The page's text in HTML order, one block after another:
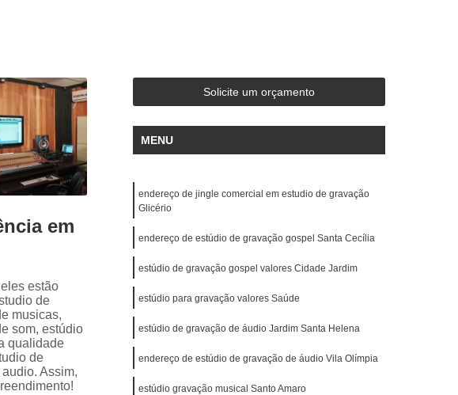
em Estudio de Gravação
Estúdio de Gravação Ensaio
Estúdio Ensaio de Bandas
Estúdio Ensaio Musical
de Bandas
Estúdio para Ensaio de Música
Ensaio Musical
Musicais de Banda
Sala Acústica para Ensaio
Edição de Audio
Estudio Gravação áudio
Fazer Podcast Gravação áudio
Gravação Audiobook
de Audiobook Gravação de Podcast
Gravação Podcast
Audiobook Estúdio de Locução
Locução Comercial
em Off Locução Feminina
Locução para Comercial
em
estão
de
musicas,
som, estúdio
qualidade
de
Assim,
Solicite um orçamento
MENU
endereço de jingle comercial em estudio de gravação
Glicério
endereço de estúdio de gravação gospel Santa Cecília
estúdio de gravação gospel valores Cidade Jardim
estúdio para gravação valores Saúde
estúdio de gravação de áudio Jardim Santa Helena
endereço de estúdio de gravação de áudio Vila Olímpia
estúdio gravação musical Santo Amaro